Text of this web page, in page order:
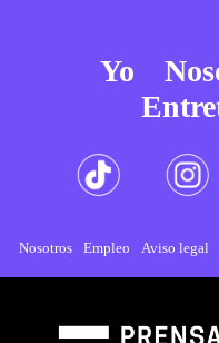
Yo
Nosotros Empleo Aviso legal